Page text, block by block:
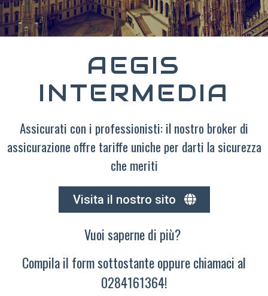
AEGIS
INTERMEDIA
Assicurati con i professionisti: il nostro broker di
assicurazione offre tariffe uniche per darti la sicurezza
che meriti
Visita il nostro sito
Vuoi saperne di più?
Compila il form sottostante oppure chiamaci al
0284161364!